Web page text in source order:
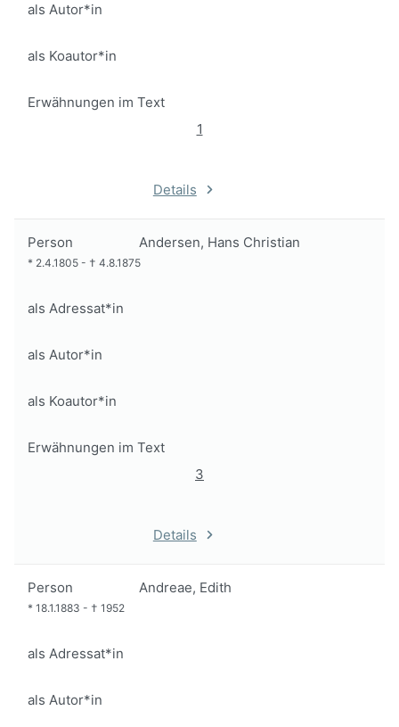
als Autor*in
als Koautor*in
Erwähnungen im Text
1
Details
Person Andersen, Hans Christian
* 2.4.1805 - † 4.8.1875
als Adressat*in
als Autor*in
als Koautor*in
Erwähnungen im Text
3
Details
Person Andreae, Edith
* 18.1.1883 - † 1952
als Adressat*in
als Autor*in